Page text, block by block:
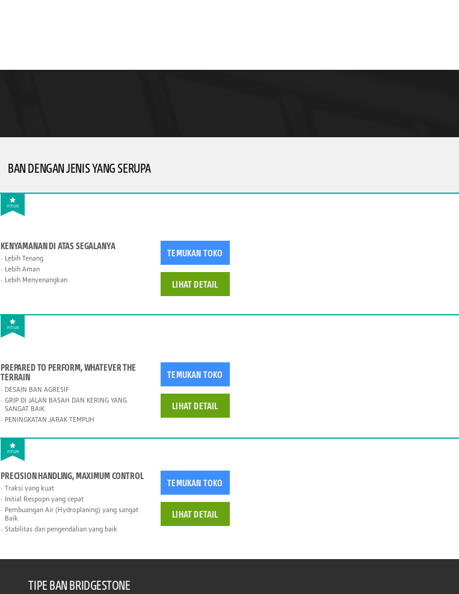
BAN DENGAN JENIS YANG SERUPA
FITUR
KENYAMANAN DI ATAS SEGALANYA
Lebih Tenang
Lebih Aman
Lebih Menyenangkan
TEMUKAN TOKO
LIHAT DETAIL
FITUR
PREPARED TO PERFORM, WHATEVER THE
TERRAIN
DESAIN BAN AGRESIF
GRIP DI JALAN BASAH DAN KERING YANG
SANGAT BAIK
PENINGKATAN JARAK TEMPUH
TEMUKAN TOKO
LIHAT DETAIL
FITUR
PRECISION HANDLING, MAXIMUM CONTROL
Traksi yang kuat
Initial Respopn yang cepat
Pembuangan Air (Hydroplaning) yang sangat
Baik
Stabilitas dan pengendalian yang baik
TEMUKAN TOKO
LIHAT DETAIL
TIPE BAN BRIDGESTONE